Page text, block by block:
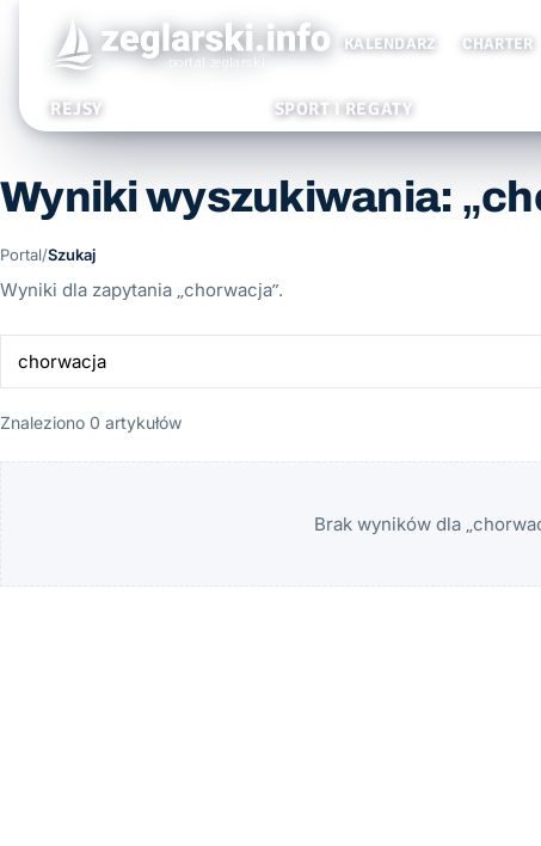
KALENDARZ CHARTER
REJSY SPORT I REGATY
Wyniki wyszukiwania:
Portal/Szukaj
Wyniki dla zapytania „chorwacja”.
Znaleziono 0 artykułów
Brak wyników dla